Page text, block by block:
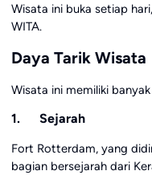
Wisata ini buka setiap
WITA.
Daya Tarik Wisata
Wisata ini memiliki
1. Sejarah
Fort Rotterdam, yang
bagian bersejarah dari